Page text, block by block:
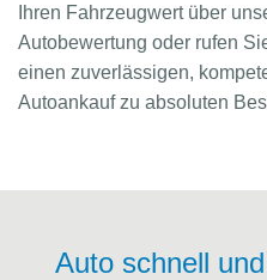
Ihren Fahrzeugwert über
Autobewertung oder rufen
einen zuverlässigen,
Autoankauf zu absoluten
Auto schnell